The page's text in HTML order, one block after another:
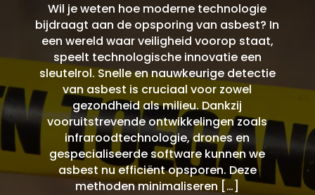
Wil je weten hoe moderne technologie
bijdraagt aan de opsporing van asbest? In
een wereld waar veiligheid voorop staat,
speelt technologische innovatie een
sleutelrol. Snelle en nauwkeurige detectie
van asbest is cruciaal voor zowel
gezondheid als milieu. Dankzij
vooruitstrevende ontwikkelingen zoals
infraroodtechnologie, drones en
gespecialiseerde software kunnen we
asbest nu efficiënt opsporen. Deze
methoden minimaliseren […]